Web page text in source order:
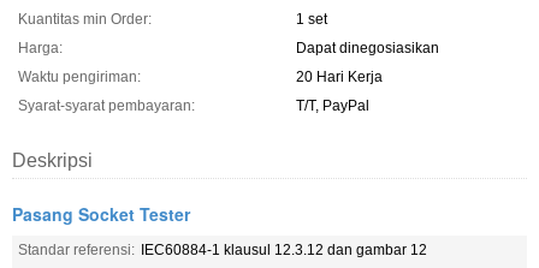
Kuantitas min Order:
1 set
Harga:
Dapat dinegosiasikan
Waktu pengiriman:
20 Hari Kerja
Syarat-syarat pembayaran:
T/T, PayPal
Deskripsi
Pasang Socket Tester
Standar referensi: IEC60884-1 klausul 12.3.12 dan gambar 12